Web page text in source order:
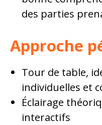
des parties
Approche
Tour de table,
individuelles et
Éclairage
interactifs